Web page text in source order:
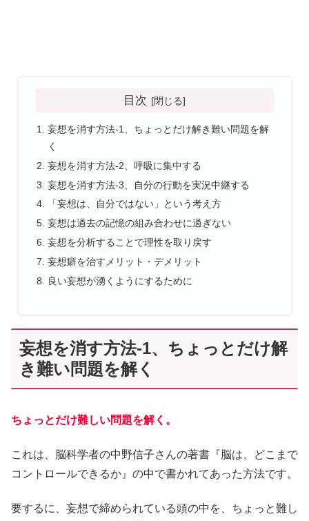
目次
妄想を消す方法-1、ちょっとだけ解き難い問題を解
く
妄想を消す方法-2、呼吸に集中する
妄想を消す方法-3、自分の行動を実況中継する
「妄想は、自分ではない」という考え方
妄想は過去の記憶の組み合わせに過ぎない
妄想を分析することで理性を取り戻す
妄想癖を治すメリット・デメリット
良い妄想が湧くようにするために
妄想を消す方法-1、ちょっとだけ解
き難い問題を解く
ちょっとだけ難しい問題を解く。
これは、脳科学者の中野信子さんの著書『脳は、どこまで
コントロールできるか』の中で書かれてあった方法です。
要するに、妄想で締められている頭の中を、ちょっと難し